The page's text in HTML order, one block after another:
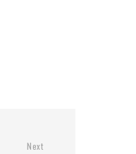
Next